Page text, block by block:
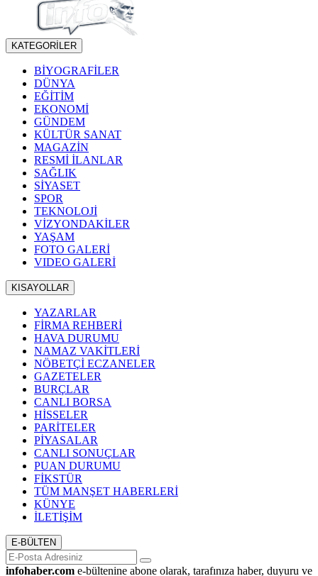
KATEGORİLER
BİYOGRAFİLER
DÜNYA
EĞİTİM
EKONOMİ
GÜNDEM
KÜLTÜR SANAT
MAGAZİN
RESMİ İLANLAR
SAĞLIK
SİYASET
SPOR
TEKNOLOJİ
VİZYONDAKİLER
YAŞAM
FOTO GALERİ
VIDEO GALERİ
KISAYOLLAR
YAZARLAR
FİRMA REHBERİ
HAVA DURUMU
NAMAZ VAKİTLERİ
NÖBETÇİ ECZANELER
GAZETELER
BURÇLAR
CANLI BORSA
HİSSELER
PARİTELER
PİYASALAR
CANLI SONUÇLAR
PUAN DURUMU
FİKSTÜR
TÜM MANŞET HABERLERİ
KÜNYE
İLETİŞİM
E-BÜLTEN
infohaber.com e-bültenine abone olarak, tarafınıza haber, duyuru ve